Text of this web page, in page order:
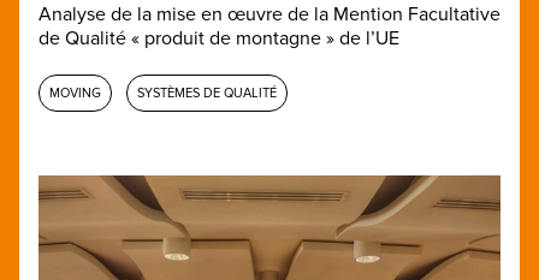
Analyse de la mise en œuvre de la Mention Facultative
de Qualité « produit de montagne » de l’UE
MOVING SYSTÈMES DE QUALITÉ